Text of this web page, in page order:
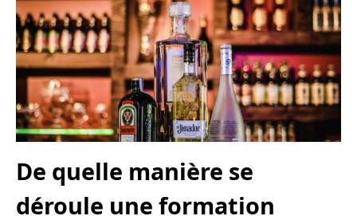
De quelle manière se
déroule une formation